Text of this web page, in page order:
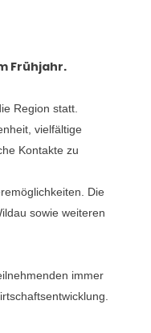
Frühjahr.
Region statt.
vielfältige
Kontakte zu
Die
sowie weiteren
immer